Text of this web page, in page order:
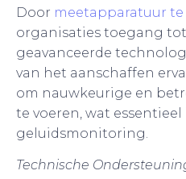
Door meetapparatuur te
organisaties toegang
geavanceerde
van het aanschaffen
om nauwkeurige en
te voeren, wat essentieel
geluidsmonitoring.
Technische